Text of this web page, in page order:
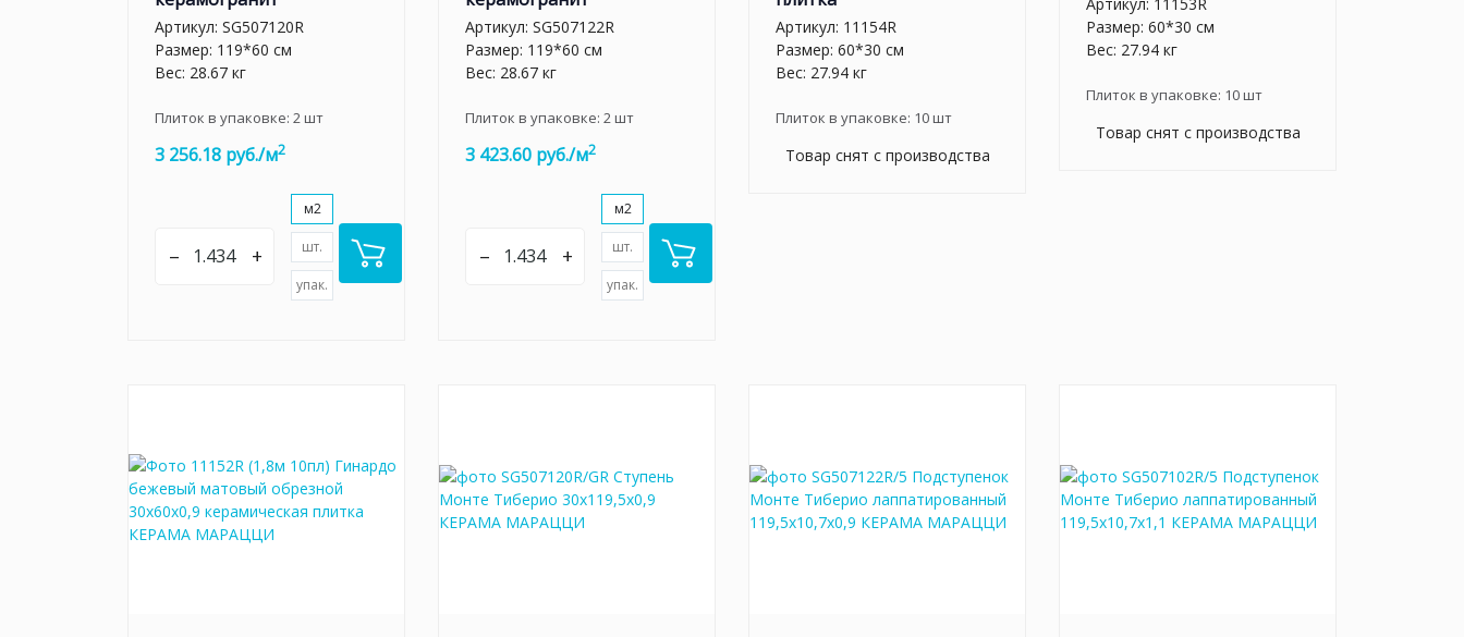
Артикул: SG507120R
Размер: 119*60 см
Вес: 28.67 кг
Плиток в упаковке: 2 шт
3 256.18 руб./м2
– +
м2
шт.
упак.
Артикул: SG507122R
Размер: 119*60 см
Вес: 28.67 кг
Плиток в упаковке: 2 шт
3 423.60 руб./м2
– +
м2
шт.
упак.
Артикул: 11154R
Размер: 60*30 см
Вес: 27.94 кг
Плиток в упаковке: 10шт
Товар снят с производства
Размер: 60*30 см
Вес: 27.94 кг
Плиток в упаковке: 10шт
Товар снят с производства